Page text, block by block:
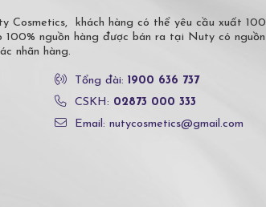
Cosmetics, khách hàng có thể yêu cầu xuất
100% nguồn hàng được bán ra tại Nuty có nguồn
nhãn hàng.
Tổng đài: 1900 636 737
CSKH: 02873 000 333
Email: nutycosmetics@gmail.com